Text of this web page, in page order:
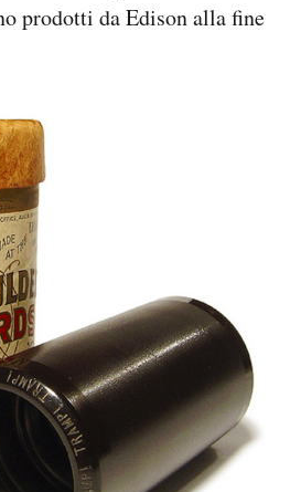
prodotti da Edison alla fine